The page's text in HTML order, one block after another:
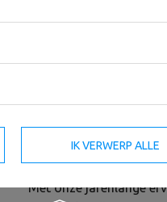
combineert: een
inneemt? De MP-
dat. In de nieuwe MP-
of te bevestigen om
beide instellingen
Met onze jarenlange
IK VERWERP ALLE